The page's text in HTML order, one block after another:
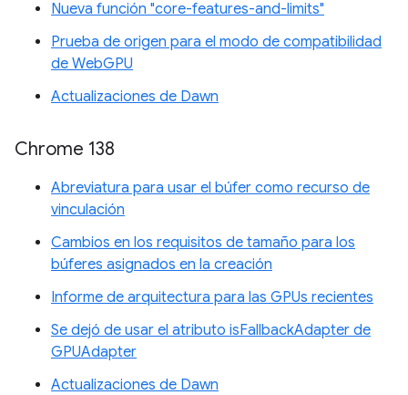
Nueva función "core-features-and-limits"
Prueba de origen para el modo de compatibilidad
de WebGPU
Actualizaciones de Dawn
Chrome 138
Abreviatura para usar el búfer como recurso de
vinculación
Cambios en los requisitos de tamaño para los
búferes asignados en la creación
Informe de arquitectura para las GPUs recientes
Se dejó de usar el atributo isFallbackAdapter de
GPUAdapter
Actualizaciones de Dawn